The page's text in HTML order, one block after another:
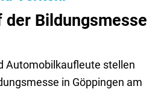
Bildungsmesse
Automobilkaufleute stellen
in Göppingen am